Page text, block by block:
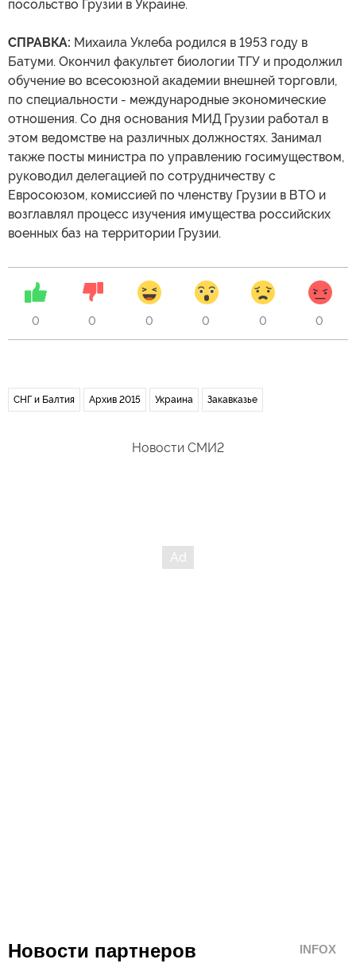
посольство Грузии в Украине.
СПРАВКА: Михаила Уклеба родился в 1953 году в
Батуми. Окончил факультет биологии ТГУ и продолжил
обучение во всесоюзной академии внешней торговли,
по специальности - международные экономические
отношения. Со дня основания МИД Грузии работал в
этом ведомстве на различных должностях. Занимал
также посты министра по управлению госимуществом,
руководил делегацией по сотрудничеству с
Евросоюзом, комиссией по членству Грузии в ВТО и
возглавлял процесс изучения имущества российских
военных баз на территории Грузии.
0 0 0 0 0 0
СНГ и Балтия Архив 2015 Украина Закавказье
Новости СМИ2
Новости партнеров INFOX